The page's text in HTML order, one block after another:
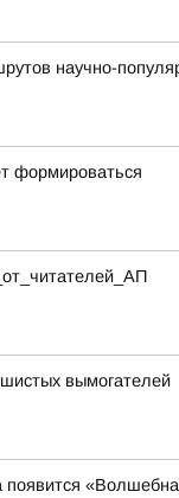
научно-
формироваться
вымогателей
появится